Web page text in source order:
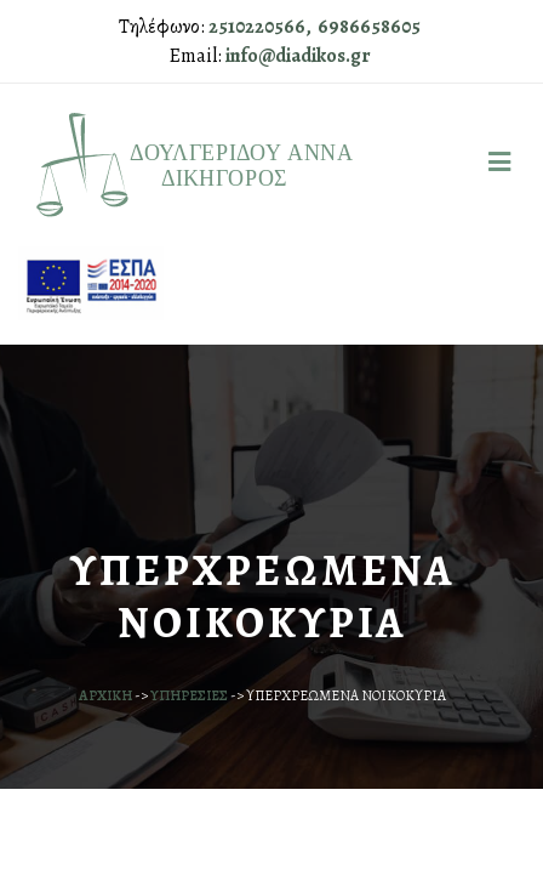
Τηλέφωνο:2510220566, 6986658605
Email:info@diadikos.gr
ΥΠΕΡΧΡΕΩΜΕΝΑ
ΝΟΙΚΟΚΥΡΙΑ
ΑΡΧΙΚΗ->ΥΠΗΡΕΣΙΕΣ ->ΥΠΕΡΧΡΕΩΜΕΝΑ ΝΟΙΚΟΚΥΡΙΑ